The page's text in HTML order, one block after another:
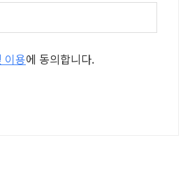
개인정보 수집 및 이용에 동의합니다.